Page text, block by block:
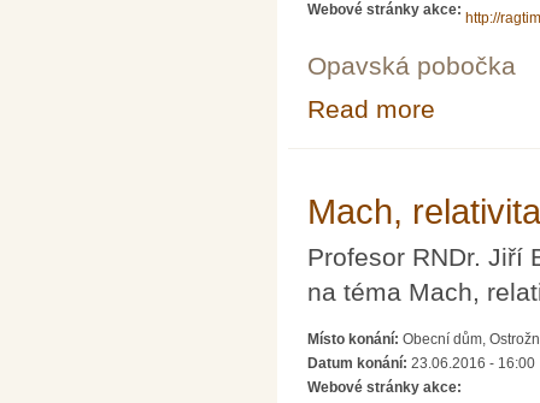
Webové stránky akce:
http://
Opavská pobočka
Read more
Mach,
Profesor RNDr. Jiří
na téma Mach,
Místo konání: Obecní dům,
Datum konání: 23.06.2016 - 16:00
Webové stránky akce: